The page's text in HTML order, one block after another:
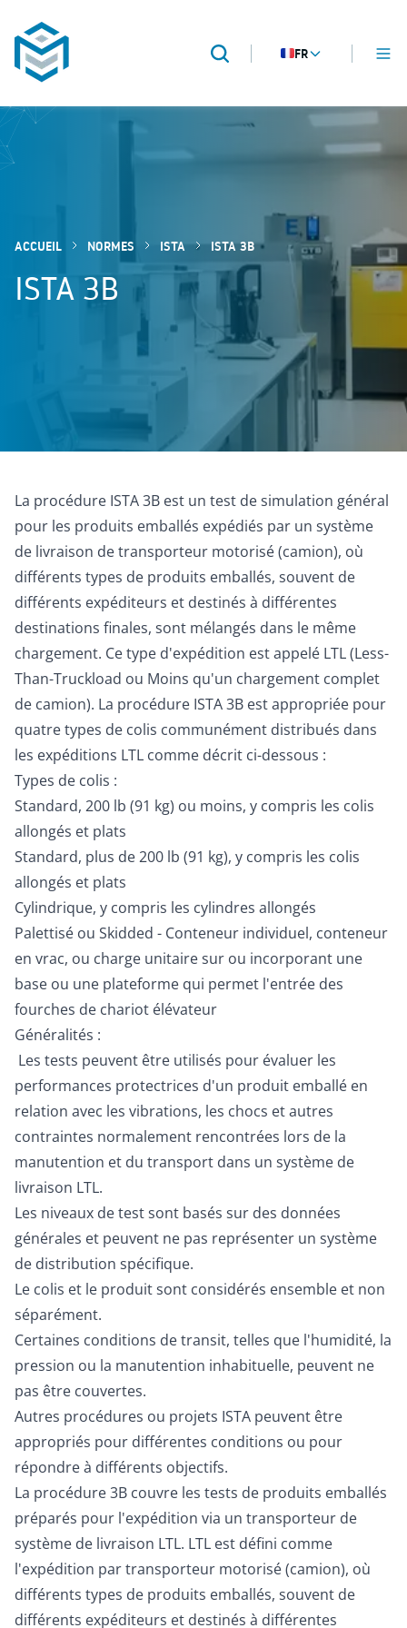
METROPACK
FR MENU
ACCUEIL NORMES ISTA ISTA 3B
ISTA 3B
La procédure ISTA 3B est un test de simulation général
pour les produits emballés expédiés par un système
de livraison de transporteur motorisé (camion), où
différents types de produits emballés, souvent de
différents expéditeurs et destinés à différentes
destinations finales, sont mélangés dans le même
chargement. Ce type d'expédition est appelé LTL (Less-
Than-Truckload ou Moins qu'un chargement complet
de camion). La procédure ISTA 3B est appropriée pour
quatre types de colis communément distribués dans
les expéditions LTL comme décrit ci-dessous :
Types de colis :
Standard, 200 lb (91 kg) ou moins, y compris les colis
allongés et plats
Standard, plus de 200 lb (91 kg), y compris les colis
allongés et plats
Cylindrique, y compris les cylindres allongés
Palettisé ou Skidded - Conteneur individuel, conteneur
en vrac, ou charge unitaire sur ou incorporant une
base ou une plateforme qui permet l'entrée des
fourches de chariot élévateur
Généralités :
Les tests peuvent être utilisés pour évaluer les
performances protectrices d'un produit emballé en
relation avec les vibrations, les chocs et autres
contraintes normalement rencontrées lors de la
manutention et du transport dans un système de
livraison LTL.
Les niveaux de test sont basés sur des données
générales et peuvent ne pas représenter un système
de distribution spécifique.
Le colis et le produit sont considérés ensemble et non
séparément.
Certaines conditions de transit, telles que l'humidité, la
pression ou la manutention inhabituelle, peuvent ne
pas être couvertes.
Autres procédures ou projets ISTA peuvent être
appropriés pour différentes conditions ou pour
répondre à différents objectifs.
La procédure 3B couvre les tests de produits emballés
préparés pour l'expédition via un transporteur de
système de livraison LTL. LTL est défini comme
l'expédition par transporteur motorisé (camion), où
différents types de produits emballés, souvent de
différents expéditeurs et destinés à différentes